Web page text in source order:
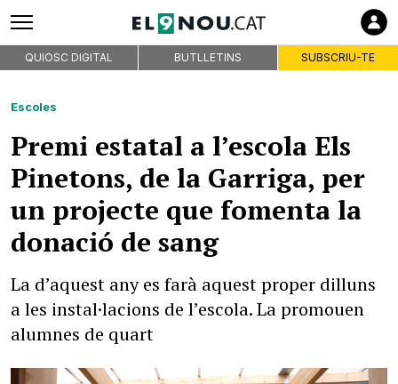
QUIOSC DIGITAL BUTLLETINS SUBSCRIU-TE
Escoles
Premi estatal a l’escola Els
Pinetons, de la Garriga, per
un projecte que fomenta la
donació de sang
La d’aquest any es farà aquest proper dilluns
a les instal·lacions de l’escola. La promouen
alumnes de quart